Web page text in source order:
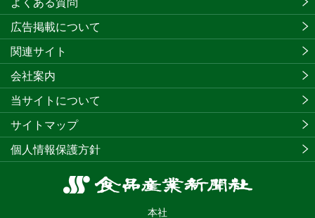
食
本社
広告掲載について
関連サイト
会社案内
当サイトについて
サイトマップ
個人情報保護方針